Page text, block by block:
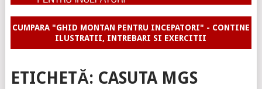
CUMPARA "GHID MONTAN PENTRU INCEPATORI" - CONTINE
ILUSTRATII, INTREBARI SI EXERCITII
ETICHETĂ: CASUTA MGS